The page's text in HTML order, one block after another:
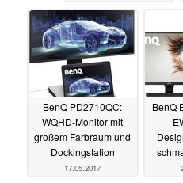
BenQ PD2710QC:
WQHD-Monitor mit
großem Farbraum und
Dockingstation
17.05.2017
BenQ